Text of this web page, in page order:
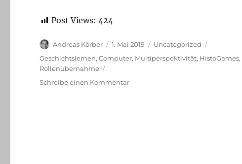
Post Views: 424
Autor
Andreas Körber
Veröffentlicht
1. Mai 2019 Kategorien
Uncategorized
Schlagwörter
Geschichtslernen,Computer, Multiperspektivität, HistoGames,
Rollenübernahme
Schreibe einen Kommentarzu